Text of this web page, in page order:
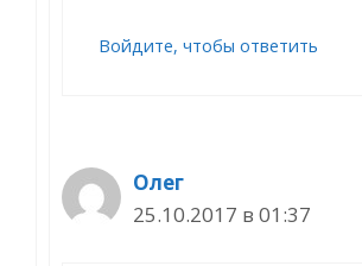
Войдите, чтобы ответить
Олег
25.10.2017 в 01:37